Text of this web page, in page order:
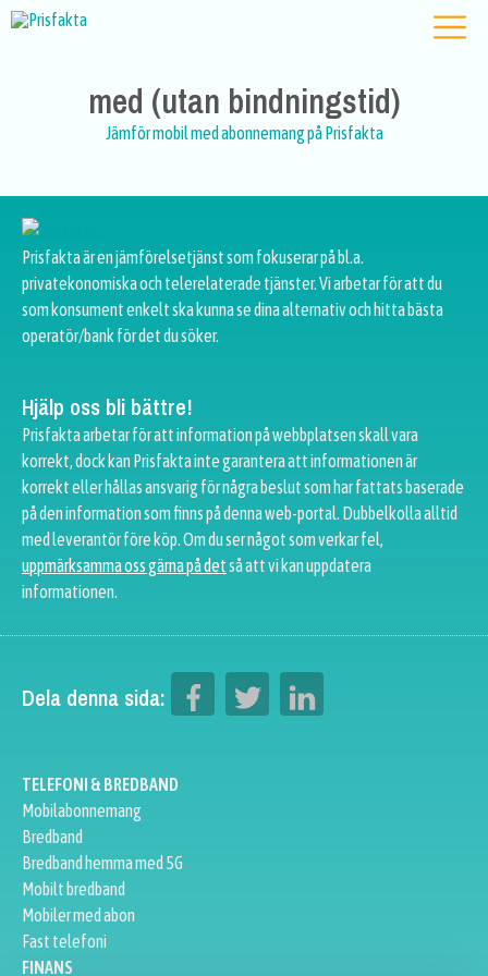
med (utan bindningstid)
Jämför mobil med abonnemang på Prisfakta
Prisfakta är en jämförelsetjänst som fokuserar på bl.a.
privatekonomiska och telerelaterade tjänster. Vi arbetar för att du
som konsument enkelt ska kunna se dina alternativ och hitta bästa
operatör/bank för det du söker.
Hjälp oss bli bättre!
Prisfakta arbetar för att information på webbplatsen skall vara
korrekt, dock kan Prisfakta inte garantera att informationen är
korrekt eller hållas ansvarig för några beslut som har fattats baserade
på den information som finns på denna web-portal. Dubbelkolla alltid
med leverantör före köp. Om du ser något som verkar fel,
uppmärksamma oss gärna på detså att vi kan uppdatera
informationen.
Dela denna sida:
TELEFONI & BREDBAND
Mobilabonnemang
Bredband
Bredband hemma med 5G
Mobilt bredband
Mobiler med abon
Fast telefoni
FINANS